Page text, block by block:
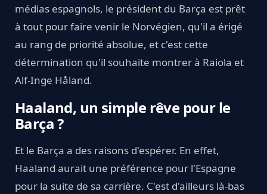
médias espagnols, le président du Barça est prêt
à tout pour faire venir le Norvégien, qu'il a érigé
au rang de priorité absolue, et c'est cette
détermination qu'il souhaite montrer à Raiola et
Alf-Inge Håland.
Haaland, un simple rêve pour le
Barça ?
Et le Barça a des raisons d'espérer. En effet,
Haaland aurait une préférence pour l'Espagne
pour la suite de sa carrière. C'est d'ailleurs là-bas